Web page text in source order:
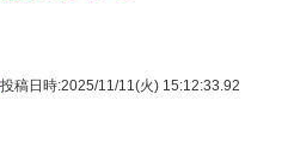
投稿日時:2025/11/11(火) 15:12:33.92